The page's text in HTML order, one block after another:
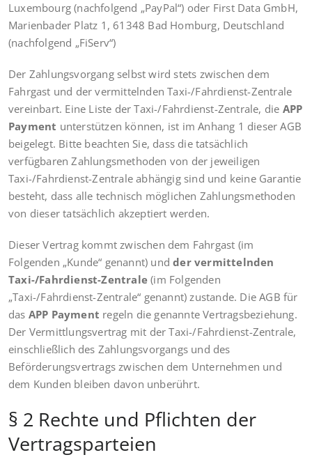
Luxembourg (nachfolgend „PayPal“) oder First Data GmbH,
Marienbader Platz 1, 61348 Bad Homburg, Deutschland
(nachfolgend „FiServ“)
Der Zahlungsvorgang selbst wird stets zwischen dem
Fahrgast und der vermittelnden Taxi-/Fahrdienst-Zentrale
vereinbart. Eine Liste der Taxi-/Fahrdienst-Zentrale, die APP
Payment unterstützen können, ist im Anhang 1 dieser AGB
beigelegt. Bitte beachten Sie, dass die tatsächlich
verfügbaren Zahlungsmethoden von der jeweiligen
Taxi-/Fahrdienst-Zentrale abhängig sind und keine Garantie
besteht, dass alle technisch möglichen Zahlungsmethoden
von dieser tatsächlich akzeptiert werden.
Dieser Vertrag kommt zwischen dem Fahrgast (im
Folgenden „Kunde“ genannt) undder vermittelnden
Taxi-/Fahrdienst-Zentrale (im Folgenden
„Taxi-/Fahrdienst-Zentrale“ genannt) zustande. Die AGB für
das APP Payment regeln die genannte Vertragsbeziehung.
Der Vermittlungsvertrag mit der Taxi-/Fahrdienst-Zentrale,
einschließlich des Zahlungsvorgangs und des
Beförderungsvertrags zwischen dem Unternehmen und
dem Kunden bleiben davon unberührt.
§ 2 Rechte und Pflichten der
Vertragsparteien